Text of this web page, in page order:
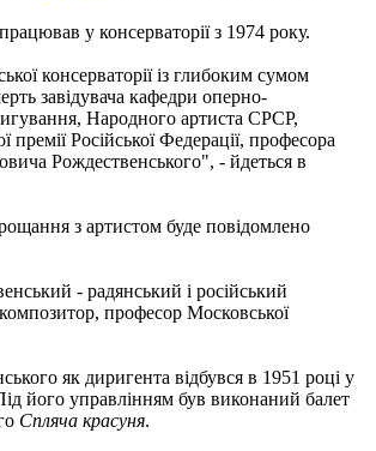
у консерваторії з 1974 року.
консерваторії із глибоким сумом
завідувача кафедри оперно-
Народного артиста СРСР,
премії Російської Федерації, професора
Рождественського", - йдеться в
з артистом буде повідомлено
- радянський і російський
композитор, професор Московської
як диригента відбувся в 1951 році у
його управлінням був виконаний балет
Спляча красуня.